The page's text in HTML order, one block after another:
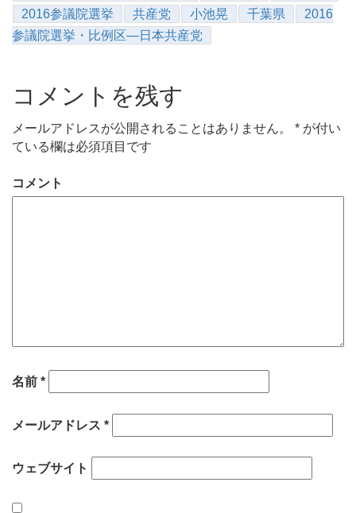
2016参議院選挙
共産党 小池晃 千葉県
2016
参議院選挙・比例区―日本共産党
コメントを残す
メールアドレスが公開されることはありません。 * が付い
ている欄は必須項目です
コメント
名前 *
メールアドレス *
ウェブサイト